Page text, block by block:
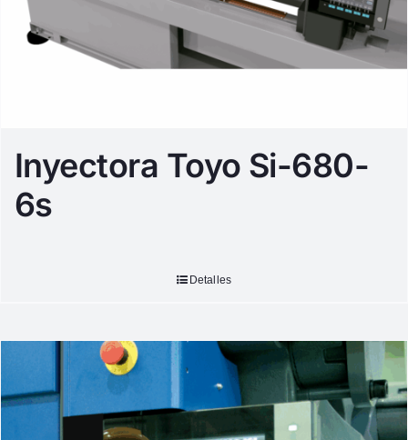
Inyectora Toyo Si-680-
6s
Detalles